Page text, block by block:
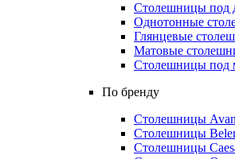
Столешницы под
Однотонные
Глянцевые
Матовые
Столешницы под
По бренду
Столешницы
Столешницы
Столешницы